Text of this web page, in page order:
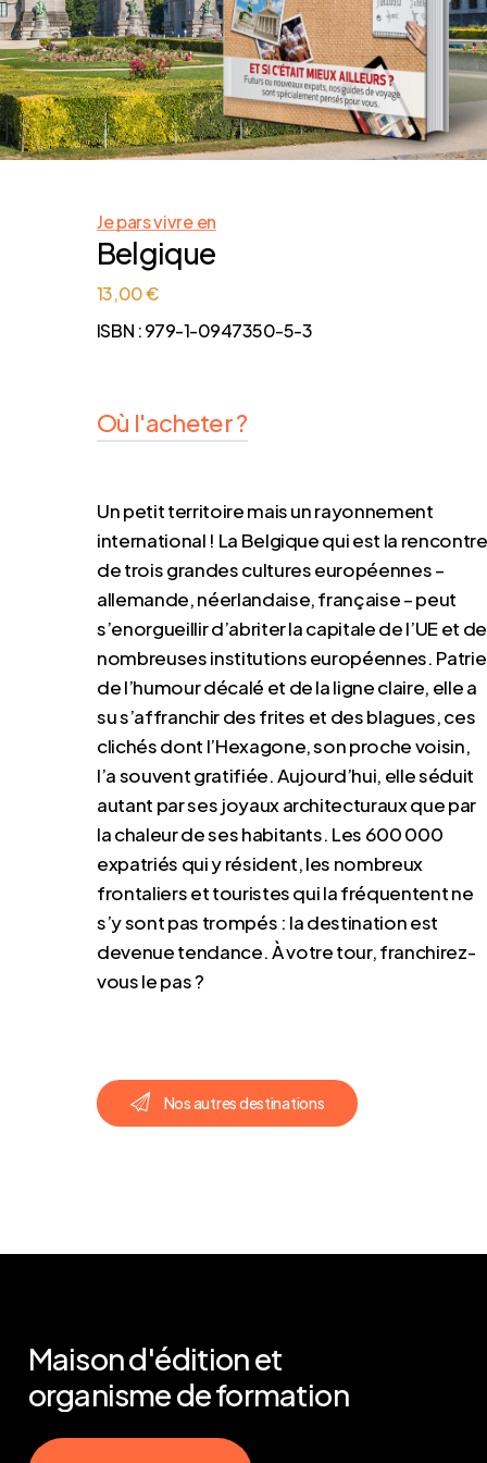
Je pars vivre en
Belgique
13,00 €
ISBN : 979-1-0947350-5-3
Où l'acheter ?
Un petit territoire mais un rayonnement
international ! La Belgique qui est la rencontre
de trois grandes cultures européennes –
allemande, néerlandaise, française – peut
s’enorgueillir d’abriter la capitale de l’UE et de
nombreuses institutions européennes. Patrie
de l’humour décalé et de la ligne claire, elle a
su s’affranchir des frites et des blagues, ces
clichés dont l’Hexagone, son proche voisin,
l’a souvent gratifiée. Aujourd’hui, elle séduit
autant par ses joyaux architecturaux que par
la chaleur de ses habitants. Les 600 000
expatriés qui y résident, les nombreux
frontaliers et touristes qui la fréquentent ne
s’y sont pas trompés : la destination est
devenue tendance. À votre tour, franchirez-
vous le pas ?
Nosautresdestinations
Maisond'éditionet
organismedeformation